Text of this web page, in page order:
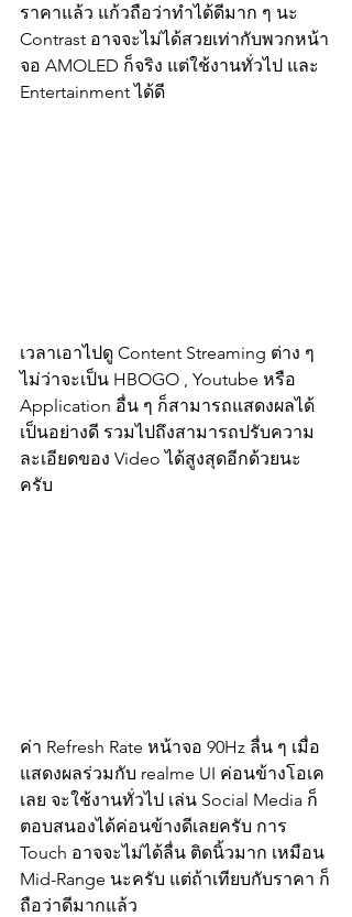
ราคาแล้ว แก้วถือว่าทำได้ดีมาก ๆ นะ
Contrast อาจจะไม่ได้สวยเท่ากับพวกหน้า
จอ AMOLED ก็จริง แต่ใช้งานทั่วไป และ
Entertainment ได้ดี
เวลาเอาไปดู Content Streaming ต่าง ๆ
ไม่ว่าจะเป็น HBOGO , Youtube หรือ
Application อื่น ๆ ก็สามารถแสดงผลได้
เป็นอย่างดี รวมไปถึงสามารถปรับความ
ละเอียดของ Video ได้สูงสุดอีกด้วยนะ
ครับ
ค่า Refresh Rate หน้าจอ 90Hz ลื่น ๆ เมื่อ
แสดงผลร่วมกับ realme UI ค่อนข้างโอเค
เลย จะใช้งานทั่วไป เล่น Social Media ก็
ตอบสนองได้ค่อนข้างดีเลยครับ การ
Touch อาจจะไม่ได้ลื่น ติดนิ้วมาก เหมือน
Mid-Range นะครับ แต่ถ้าเทียบกับราคา ก็
ถือว่าดีมากแล้ว